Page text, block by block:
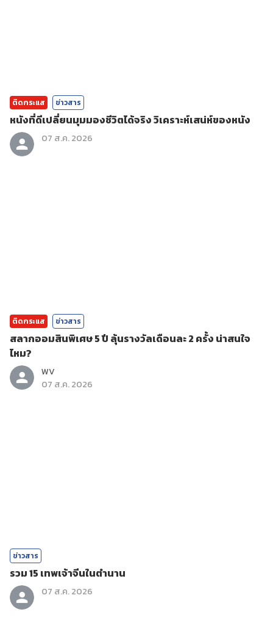
ติดกระแส ข่าวสาร
หนังที่ดีเปลี่ยนมุมมองชีวิตได้จริง วิเคราะห์เสน่ห์ของหนัง
07 ส.ค. 2026
ติดกระแส ข่าวสาร
สลากออมสินพิเศษ 5 ปี ลุ้นรางวัลเดือนละ 2 ครั้ง น่าสนใจ
ไหม?
WV
07 ส.ค. 2026
ข่าวสาร
รวม 15 เทพเจ้าจีนในตำนาน
07 ส.ค. 2026